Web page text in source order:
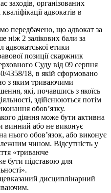
заходів, організованих
адвокатів в
передбачено, що адвокат за
ніж 2 залікових бали за
етики
позиції скаржник
Суду від 09 серпня
4358/18, в якій сформовано
з яким триваючими
які, почавшись з якоїсь
здійснюються потім
обов’язку.
діяння може бути активна
винний або не виконує
нього обов’язок, або виконує
чином. Відсутність у
«триваюче
бути підставою для
дисциплінарний